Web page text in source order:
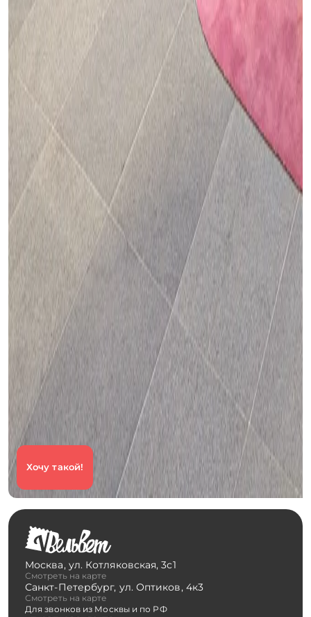
Хочу такой!
Москва, ул. Котляковская, 3с1
Смотреть на карте
Санкт-Петербург, ул. Оптиков, 4к3
Смотреть на карте
Для звонков из Москвы и по РФ